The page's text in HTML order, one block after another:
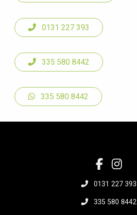
0131 227 393
335 580 8442
335 580 8442
0131 227 393
335 580 8442